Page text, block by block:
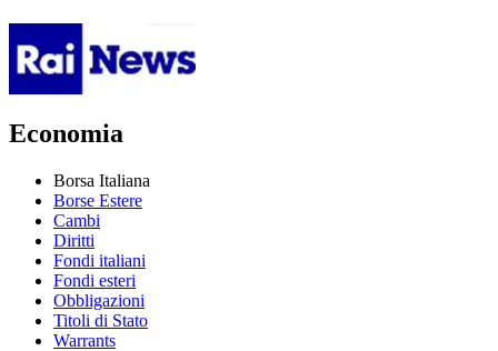
Economia
Borsa Italiana
Borse Estere
Cambi
Diritti
Fondi italiani
Fondi esteri
Obbligazioni
Titoli di Stato
Warrants